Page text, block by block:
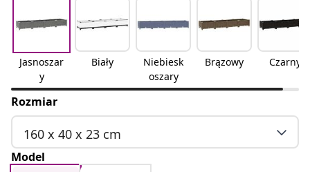
Jasnoszar
y
Biały
Niebiesk
oszary
Brązowy Czarny
Rozmiar
160 x 40 x 23 cm
Model